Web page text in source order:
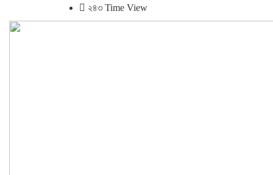
২৪৩ Time View